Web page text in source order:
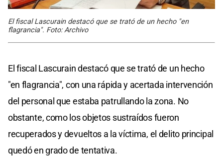
El fiscal Lascurain destacó que se trató de un hecho "en
flagrancia". Foto: Archivo
El fiscal Lascurain destacó que se trató de un hecho
"en flagrancia", con una rápida y acertada intervención
del personal que estaba patrullando la zona. No
obstante, como los objetos sustraídos fueron
recuperados y devueltos a la víctima, el delito principal
quedó en grado de tentativa.